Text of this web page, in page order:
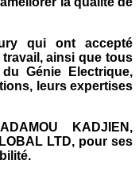
qui ont accepté
ainsi que tous
Génie Electrique,
leurs expertises
KADJIEN,
LTD, pour ses